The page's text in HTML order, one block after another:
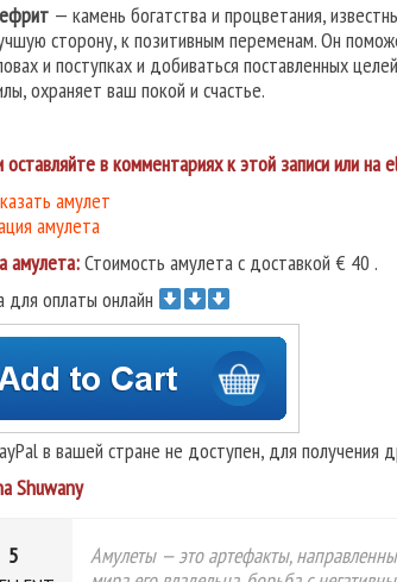
— камень богатства и процветания,
сторону, к позитивным переменам. Он
и поступках и добиваться поставленных
охраняет ваш покой и счастье.
оставляйте в комментариях к этой записи или на
амулет
амулета
амулета:Стоимость амулета с доставкой € 40 .
для оплаты онлайн
в вашей стране не доступен, для
Shuwany
5
Амулеты — это артефакты,